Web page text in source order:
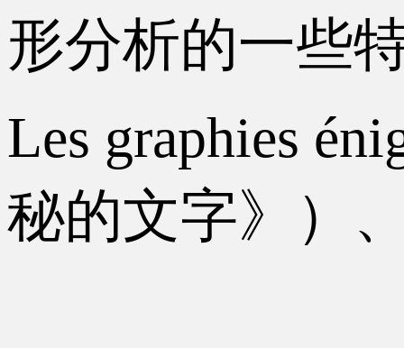
形分析的一些
Les graphies
秘的文字》）